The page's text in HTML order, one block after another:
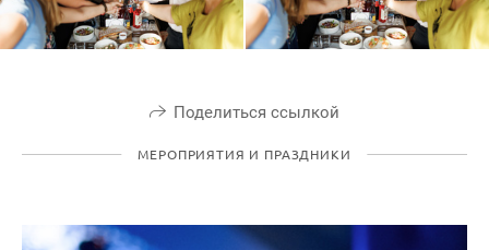
Поделиться ссылкой
МЕРОПРИЯТИЯ И ПРАЗДНИКИ